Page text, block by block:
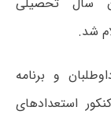
و برنامه
استعدادهای